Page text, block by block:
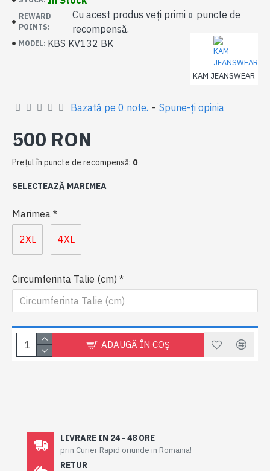
REWARD
POINTS:
Cu acest produs veți primi 0 puncte de
recompensă.
MODEL: KBS KV132 BK
KAM JEANSWEAR
Bazată pe 0 note. - Spune-ţi opinia
500 RON
Preţul în puncte de recompensă: 0
SELECTEAZĂ MARIMEA
Marimea
2XL 4XL
Circumferinta Talie (cm)
ADAUGĂ ÎN COŞ
LIVRARE IN 24 - 48 ORE
prin Curier Rapid oriunde in Romania!
RETUR